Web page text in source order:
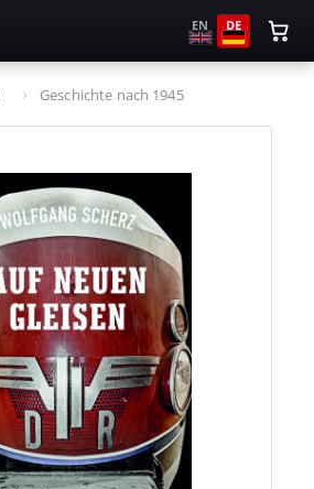
EN DE
Geschichte nach 1945